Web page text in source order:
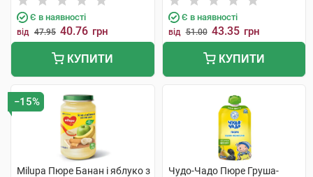
Є в наявності
від 47.95 40.76 грн
КУПИТИ
Є в наявності
від 51.00 43.35 грн
КУПИТИ
−15%
Milupa Пюре Банан і яблуко з
Чудо-Чадо Пюре Груша-